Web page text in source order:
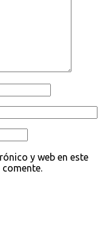
y web en este